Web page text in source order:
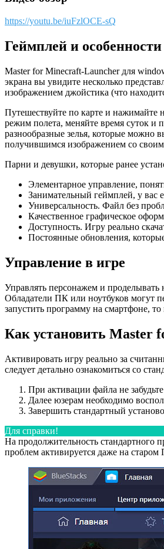
https://youtu.be/iuFzlOCE-sQ
Геймплей и
Master for Minecraft-Launcher для
экрана вы увидите несколько
изображением джойстика (что
Путешествуйте по карте и
режим полета, меняйте время суток и
разнообразные зелья, которые можно
получившимся изображением со
Парни и девушки, которые ранее
Элементарное управление,
Занимательный геймплей, у вас
Универсальность. Файл без
Качественное графическое
Доступность. Игру реально
Постоянные обновления,
Управление в игре
Управлять персонажем и
Обладатели ПК или ноутбуков могут
запустить программу на смартфоне,
Как установить Master
Активировать игру реально за
следует детально ознакомиться со
При активации файла не
Далее юзерам необходимо
Завершить стандартный
Для справки!
На продолжительность стандартного
проблем активируется даже на